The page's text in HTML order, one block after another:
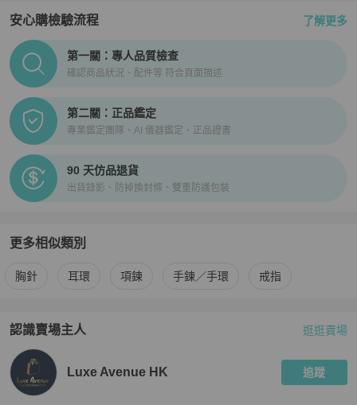
安心購檢驗流程 了解更多
PopChill拍拍圈正品驗證、安心購檢驗流程介紹
第一關：專人品質檢查
確認商品狀況、配件等 符合頁面描述
第二關：正品鑑定
專業鑑定團隊、AI 儀器鑑定、正品證書
90 天仿品退貨
出貨錄影、防掉換封條、雙重防護包裝
更多相似類別
更多Chanel 女士配件 相似商品推薦
胸針 耳環 項鍊 手鍊／手環 戒指
認識賣場主人
PopChill 拍拍圈嚴選賣家
逛逛賣場
Luxe Avenue HK 追蹤